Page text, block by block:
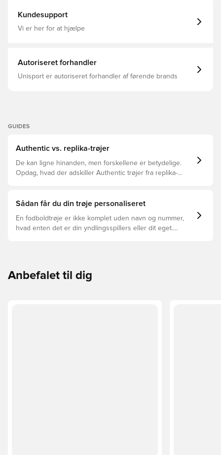
Kundesupport
Vi er her for at hjælpe
Autoriseret forhandler
Unisport er autoriseret forhandler af førende brands
GUIDES
Authentic vs. replika-trøjer
De kan ligne hinanden, men forskellene er betydelige.
Opdag, hvad der adskiller Authentic trøjer fra replika-
Sådan får du din trøje personaliseret
En fodboldtrøje er ikke komplet uden navn og nummer,
hvad enten det er din yndlingsspillers eller dit eget.
Anbefalet til dig